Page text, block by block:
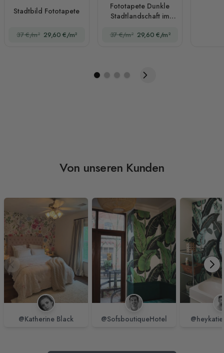
Stadtbild Fototapete
37 €/m² 29,60 €/m²
Fototapete Dunkle
Stadtlandschaft im
37 €/m² 29,60 €/m²
Von unseren Kunden
@Katherine Black @SofsboutiqueHotel